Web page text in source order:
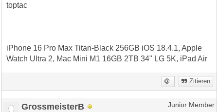
toptac
iPhone 16 Pro Max Titan-Black 256GB iOS 18.4.1, Apple
Watch Ultra 2, Mac Mini M1 16GB 2TB 34" LG 5K, iPad Air
Zitieren
GrossmeisterB Junior Member